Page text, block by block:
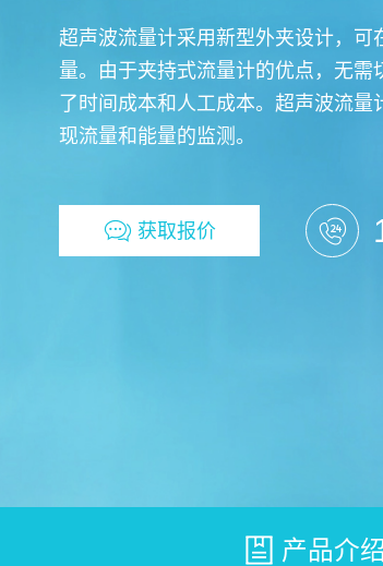
超声波流量计采用新型外夹设计，
量。由于夹持式流量计的优点，无
了时间成本和人工成本。超声波流
现流量和能量的监测。
获取报价
产品介绍